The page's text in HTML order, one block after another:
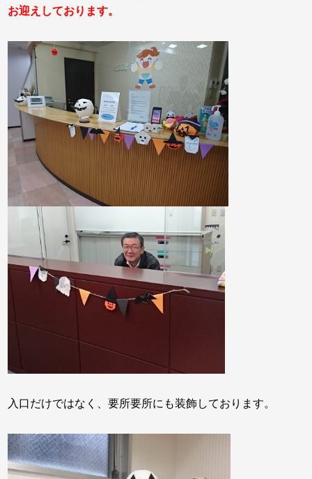
お迎えしております。
入口だけではなく、要所要所にも装飾しております。